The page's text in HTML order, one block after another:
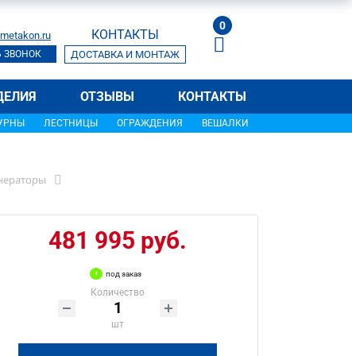
ЗВОНОК
КОНТАКТЫ
ДОСТАВКА И МОНТАЖ
0
ОТЗЫВЫ КОНТАКТЫ
ЛЕСТНИЦЫ ОГРАЖДЕНИЯ ВЕШАЛКИ
481 995 руб.
под заказ
Количество
шт